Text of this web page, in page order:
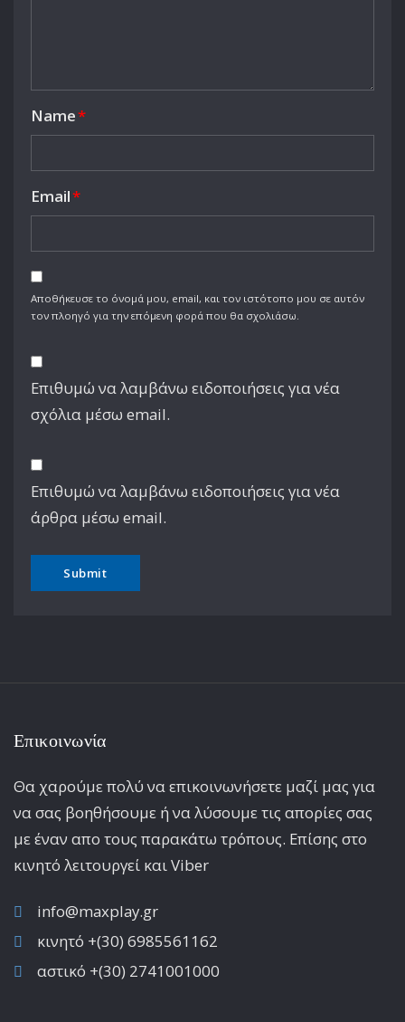
Name*
Email*
Αποθήκευσε το όνομά μου, email, και τον ιστότοπο μου σε αυτόν
τον πλοηγό για την επόμενη φορά που θα σχολιάσω.
Επιθυμώ να λαμβάνω ειδοποιήσεις για νέα
σχόλια μέσω email.
Επιθυμώ να λαμβάνω ειδοποιήσεις για νέα
άρθρα μέσω email.
Επικοινωνία
Θα χαρούμε πολύ να επικοινωνήσετε μαζί μας για
να σας βοηθήσουμε ή να λύσουμε τις απορίες σας
με έναν απο τους παρακάτω τρόπους. Επίσης στο
κινητό λειτoυργεί και Viber
info@maxplay.gr
κινητό +(30) 6985561162
αστικό +(30) 2741001000